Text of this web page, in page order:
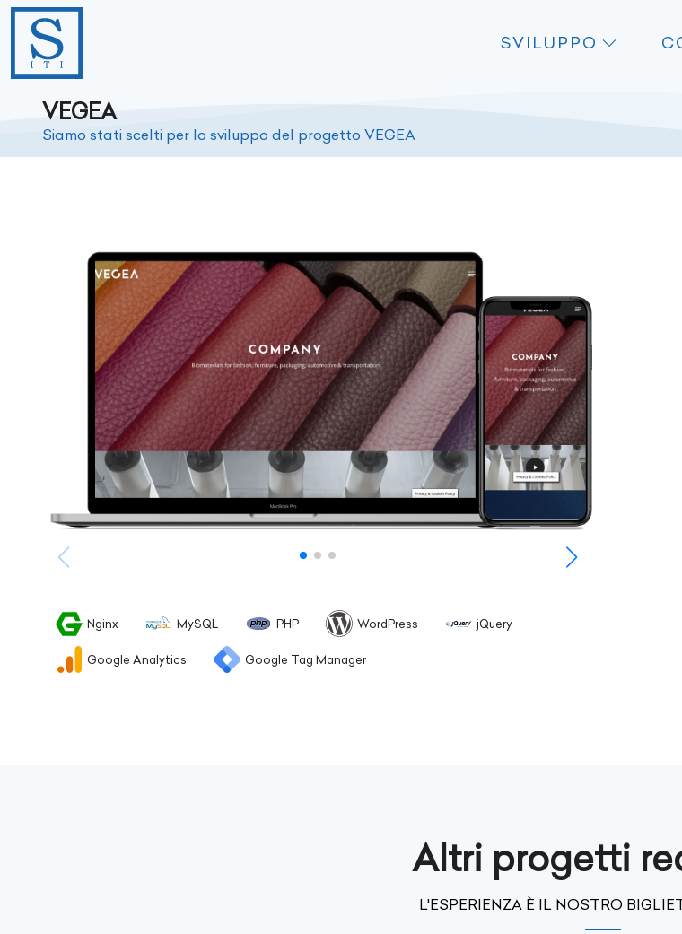
SVILUPPO
VEGEA
Siamo stati scelti per lo sviluppo del progetto VEGEA
Nginx MySQL PHP WordPress jQuery
Google Analytics Google Tag Manager
Altri progetti
L'ESPERIENZA È IL NOSTRO